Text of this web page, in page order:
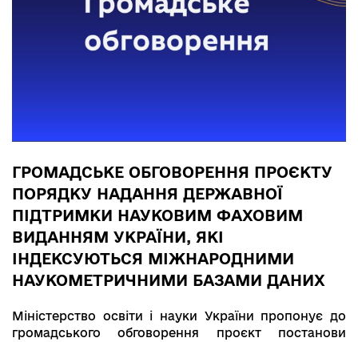
ГРОМАДСЬКЕ ОБГОВОРЕННЯ ПРОЄКТУ
ПОРЯДКУ НАДАННЯ ДЕРЖАВНОЇ
ПІДТРИМКИ НАУКОВИМ ФАХОВИМ
ВИДАННЯМ УКРАЇНИ, ЯКІ
ІНДЕКСУЮТЬСЯ МІЖНАРОДНИМИ
НАУКОМЕТРИЧНИМИ БАЗАМИ ДАНИХ
Міністерство освіти і науки України пропонує до
громадського обговорення проєкт постанови